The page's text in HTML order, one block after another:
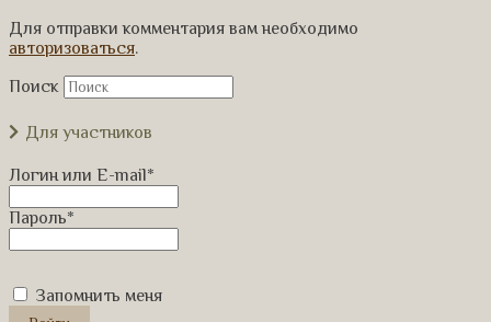
Для отправки комментария вам необходимо
авторизоваться.
Поиск
Для участников
Логин или E-mail*
Пароль*
Запомнить меня